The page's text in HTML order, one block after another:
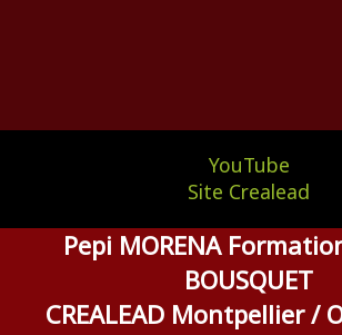
YouTube
Site Crealead
Pepi MORENA
BOUSQUET
CREALEAD Montpellier /